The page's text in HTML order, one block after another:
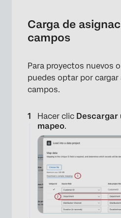
Carga de
campos
Para proyectos nuevos
puedes optar por
campos.
Hacer clic Descargar
mapeo.